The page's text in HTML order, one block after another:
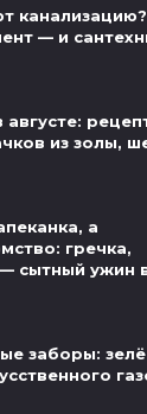
канализацию?
— и
из золы,
а
гречка,
сытный ужин
заборы: